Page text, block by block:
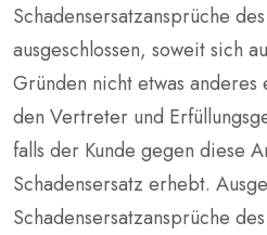
Schadensersatzansprüche
ausgeschlossen, soweit sich
Gründen nicht etwas
den Vertreter und
falls der Kunde gegen diese
Schadensersatz erhebt.
Schadensersatzansprüche